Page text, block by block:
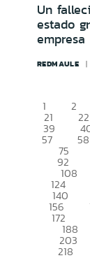
Un
estado
empresa
REDMAULE
1 2
21 22
39
57 58
75
92
108
124
140
156
172
188
203
218